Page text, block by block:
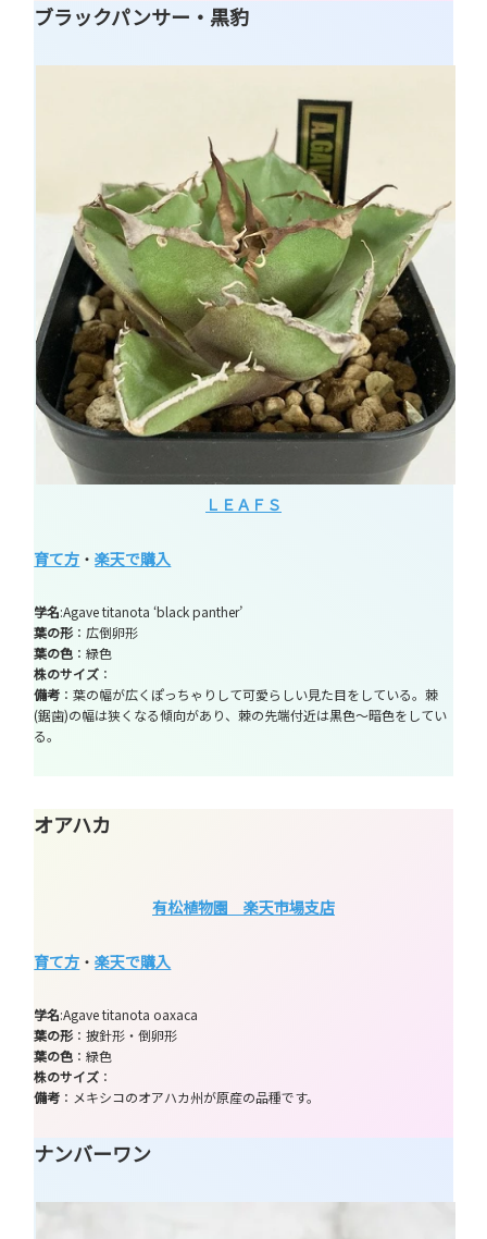
ブラックパンサー・黒豹
ＬＥＡＦＳ
育て方 ・楽天で購入
学名:Agave titanota ‘black panther’
葉の形 ：広倒卵形
葉の色 ：緑色
株のサイズ ：
備考 ：葉の幅が広くぽっちゃりして可愛らしい見た目をしている。棘
(鋸歯)の幅は狭くなる傾向があり、棘の先端付近は黒色～暗色をしてい
る。
オアハカ
有松植物園 楽天市場支店
育て方 ・楽天で購入
学名:Agave titanota oaxaca
葉の形 ：披針形・倒卵形
葉の色 ：緑色
株のサイズ ：
備考 ：メキシコのオアハカ州が原産の品種です。
ナンバーワン